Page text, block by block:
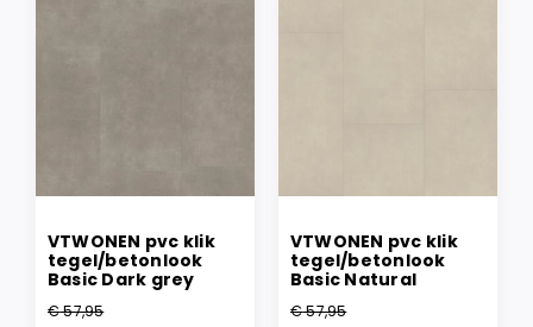
VTWONEN pvc klik
tegel/betonlook
Basic Dark grey
€57,95
VTWONEN pvc klik
tegel/betonlook
Basic Natural
€57,95